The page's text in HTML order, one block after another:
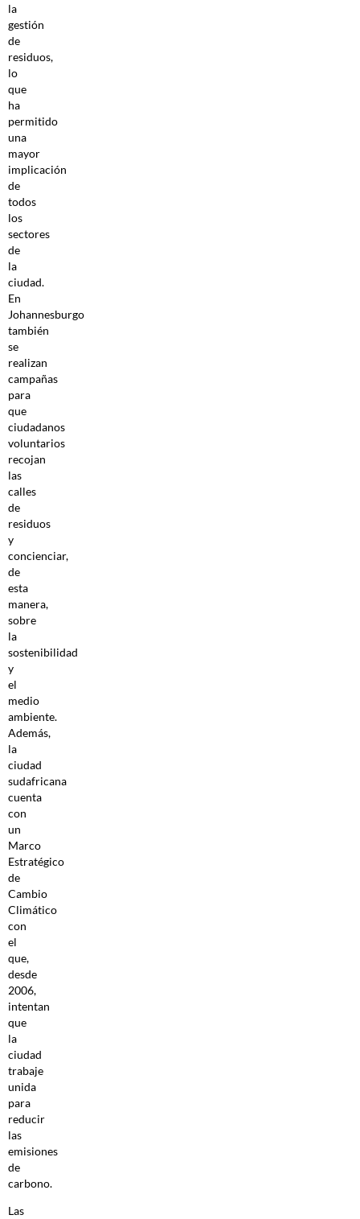
la
gestión
de
residuos,
lo
que
ha
permitido
una
mayor
implicación
de
todos
los
sectores
de
la
ciudad.
En
Johannesburgo
también
se
realizan
campañas
para
que
ciudadanos
voluntarios
recojan
las
calles
de
residuos
y
concienciar,
de
esta
manera,
sobre
la
sostenibilidad
y
el
medio
ambiente.
Además,
la
ciudad
sudafricana
cuenta
con
un
Marco
Estratégico
de
Cambio
Climático
con
el
que,
desde
2006,
intentan
que
la
ciudad
trabaje
unida
para
reducir
las
emisiones
de
carbono.
Las